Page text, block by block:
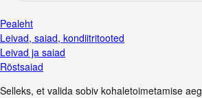
Pealeht
Leivad, saiad, kondiitritooted
Leivad ja saiad
Röstsaiad
Selleks, et valida sobiv kohaletoimetamise aeg